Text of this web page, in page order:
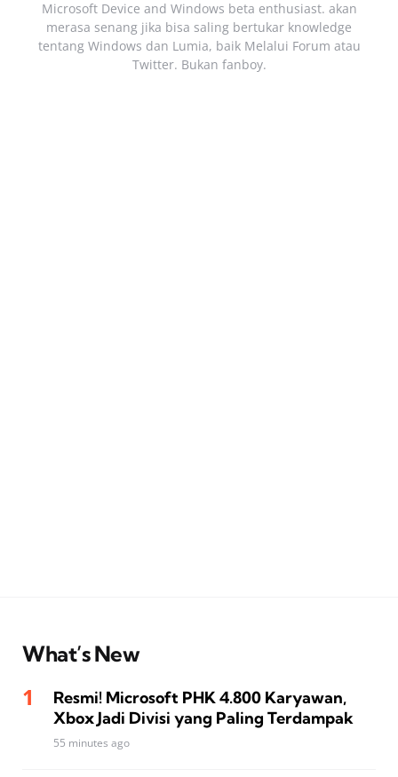
Microsoft Device and Windows beta enthusiast. akan
merasa senang jika bisa saling bertukar knowledge
tentang Windows dan Lumia, baik Melalui Forum atau
Twitter. Bukan fanboy.
What’s New
Resmi! Microsoft PHK 4.800 Karyawan,
Xbox Jadi Divisi yang Paling Terdampak
55 minutes ago